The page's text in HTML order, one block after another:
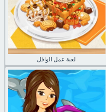
لعبة عمل الوافل